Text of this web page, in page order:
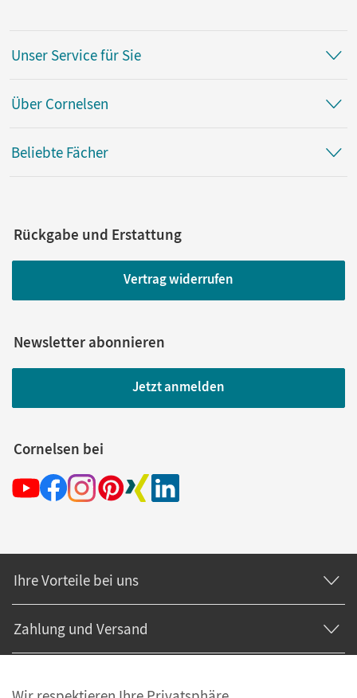
Unser Service für Sie
Über Cornelsen
Beliebte Fächer
Rückgabe und Erstattung
Vertrag widerrufen
Newsletter abonnieren
Jetzt anmelden
Cornelsen bei
Ihre Vorteile bei uns
Zahlung und Versand